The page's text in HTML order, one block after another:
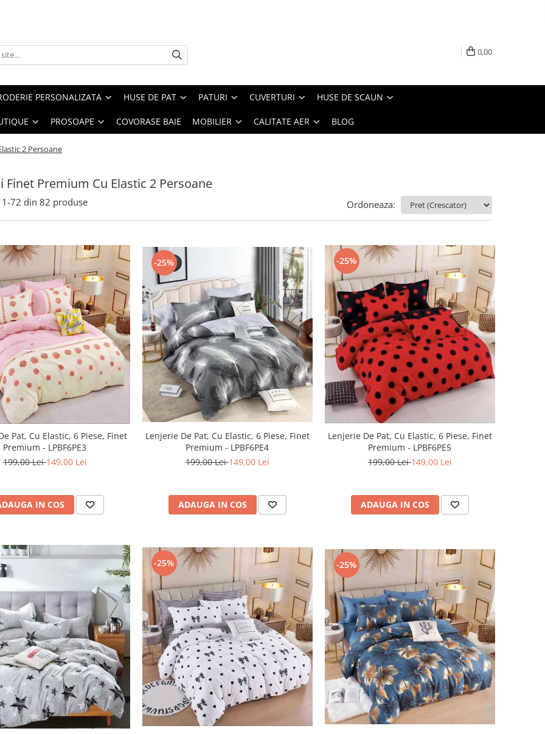
0,00
PERSONALIZATA HUSE DE PAT PATURI CUVERTURI HUSE DE SCAUN
PROSOAPE COVORASE BAIE MOBILIER CALITATE AER BLOG
2 Persoane
Finet Premium Cu Elastic 2 Persoane
1-72 din 82 produse Ordoneaza:
Pat, Cu Elastic, 6 Piese, Finet
Premium - LPBF6PE3
199,00 Lei149,00 Lei
IN COS
-25%
Lenjerie De Pat, Cu Elastic, 6 Piese, Finet
Premium - LPBF6PE4
199,00 Lei149,00 Lei
ADAUGA IN COS
-25%
Lenjerie De Pat, Cu Elastic, 6 Piese, Finet
Premium - LPBF6PE5
199,00 Lei149,00 Lei
ADAUGA IN COS
-25% -25%